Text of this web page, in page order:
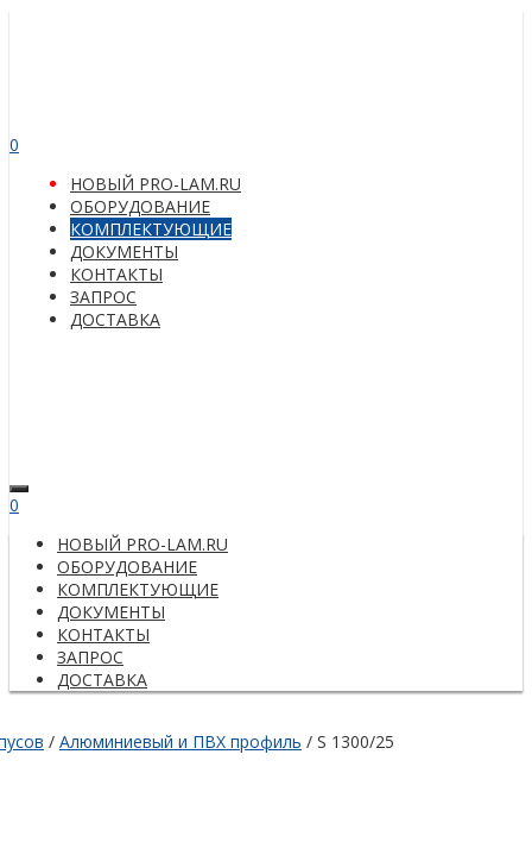
0
НОВЫЙ PRO-LAM.RU
ОБОРУДОВАНИЕ
КОМПЛЕКТУЮЩИЕ
ДОКУМЕНТЫ
КОНТАКТЫ
ЗАПРОС
ДОСТАВКА
0
НОВЫЙ PRO-LAM.RU
ОБОРУДОВАНИЕ
КОМПЛЕКТУЮЩИЕ
ДОКУМЕНТЫ
КОНТАКТЫ
ЗАПРОС
ДОСТАВКА
/ Алюминиевый и ПВХ профиль / S 1300/25